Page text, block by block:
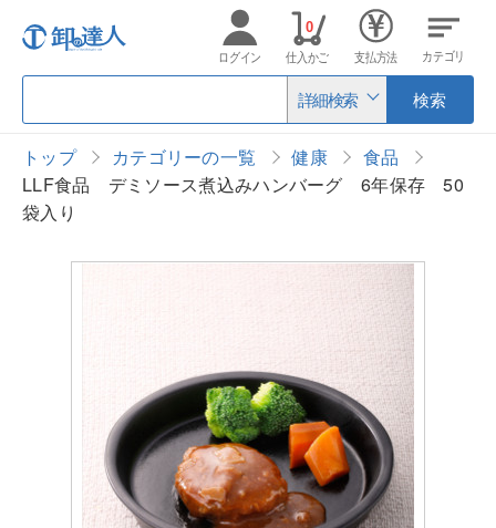
詳細検索 検索
ログイン 仕入かご
0
支払方法 カテゴリ
トップ カテゴリーの一覧 健康
食品
LLF食品 デミソース煮込みハンバーグ 6年保存 50
袋入り